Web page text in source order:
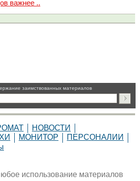
важнее ..
заимствованных материалов
НОВОСТИ
МОНИТОР
ПЕРСОНАЛИИ
использование материалов